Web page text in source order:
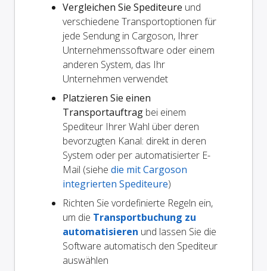
Vergleichen Sie Spediteure und
verschiedene Transportoptionen für
jede Sendung in Cargoson, Ihrer
Unternehmenssoftware oder einem
anderen System, das Ihr
Unternehmen verwendet
Platzieren Sie einen
Transportauftrag bei einem
Spediteur Ihrer Wahl über deren
bevorzugten Kanal: direkt in deren
System oder per automatisierter E-
Mail (siehe die mit Cargoson
integrierten Spediteure)
Richten Sie vordefinierte Regeln ein,
um die Transportbuchung zu
automatisieren und lassen Sie die
Software automatisch den Spediteur
auswählen